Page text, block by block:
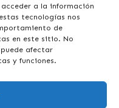
a la información
tecnologías nos
de
en este sitio. No
afectar
y funciones.